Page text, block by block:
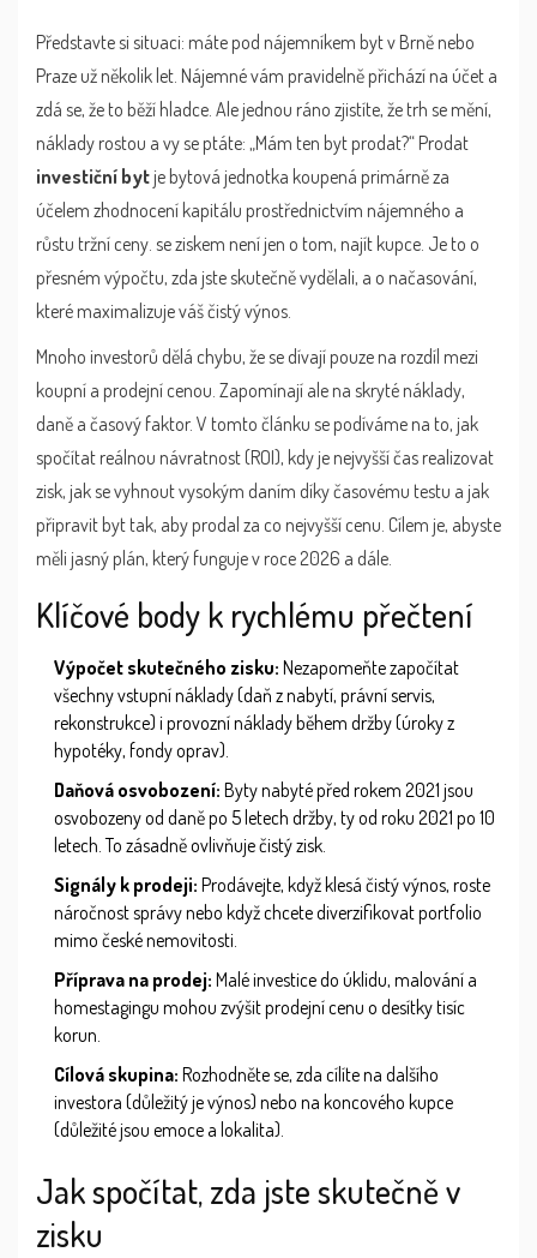
Představte si situaci: máte pod nájemníkem byt v Brně nebo
Praze už několik let. Nájemné vám pravidelně přichází na účet a
zdá se, že to běží hladce. Ale jednou ráno zjistíte, že trh se mění,
náklady rostou a vy se ptáte: „Mám ten byt prodat?“ Prodat
investiční byt je bytová jednotka koupená primárně za
účelem zhodnocení kapitálu prostřednictvím nájemného a
růstu tržní ceny. se ziskem není jen o tom, najít kupce. Je to o
přesném výpočtu, zda jste skutečně vydělali, a o načasování,
které maximalizuje váš čistý výnos.
Mnoho investorů dělá chybu, že se dívají pouze na rozdíl mezi
koupní a prodejní cenou. Zapomínají ale na skryté náklady,
daně a časový faktor. V tomto článku se podíváme na to, jak
spočítat reálnou návratnost (ROI), kdy je nejvyšší čas realizovat
zisk, jak se vyhnout vysokým daním díky časovému testu a jak
připravit byt tak, aby prodal za co nejvyšší cenu. Cílem je, abyste
měli jasný plán, který funguje v roce 2026 a dále.
Klíčové body k rychlému přečtení
Výpočet skutečného zisku: Nezapomeňte započítat
všechny vstupní náklady (daň z nabytí, právní servis,
rekonstrukce) i provozní náklady během držby (úroky z
hypotéky, fondy oprav).
Daňová osvobození: Byty nabyté před rokem 2021 jsou
osvobozeny od daně po 5 letech držby, ty od roku 2021 po 10
letech. To zásadně ovlivňuje čistý zisk.
Signály k prodeji: Prodávejte, když klesá čistý výnos, roste
náročnost správy nebo když chcete diverzifikovat portfolio
mimo české nemovitosti.
Příprava na prodej: Malé investice do úklidu, malování a
homestagingu mohou zvýšit prodejní cenu o desítky tisíc
korun.
Cílová skupina: Rozhodněte se, zda cílíte na dalšího
investora (důležitý je výnos) nebo na koncového kupce
(důležité jsou emoce a lokalita).
Jak spočítat, zda jste skutečně v
zisku